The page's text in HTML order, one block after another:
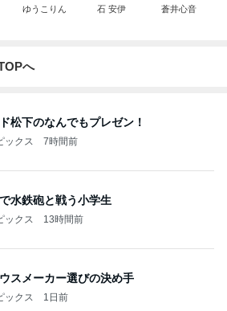
ゆうこりん 石 安伊 蒼井心音
へ
松下のなんでもプレゼン！
ックス 7時間前
水鉄砲と戦う小学生
ックス 13時間前
スメーカー選びの決め手
ックス 1日前